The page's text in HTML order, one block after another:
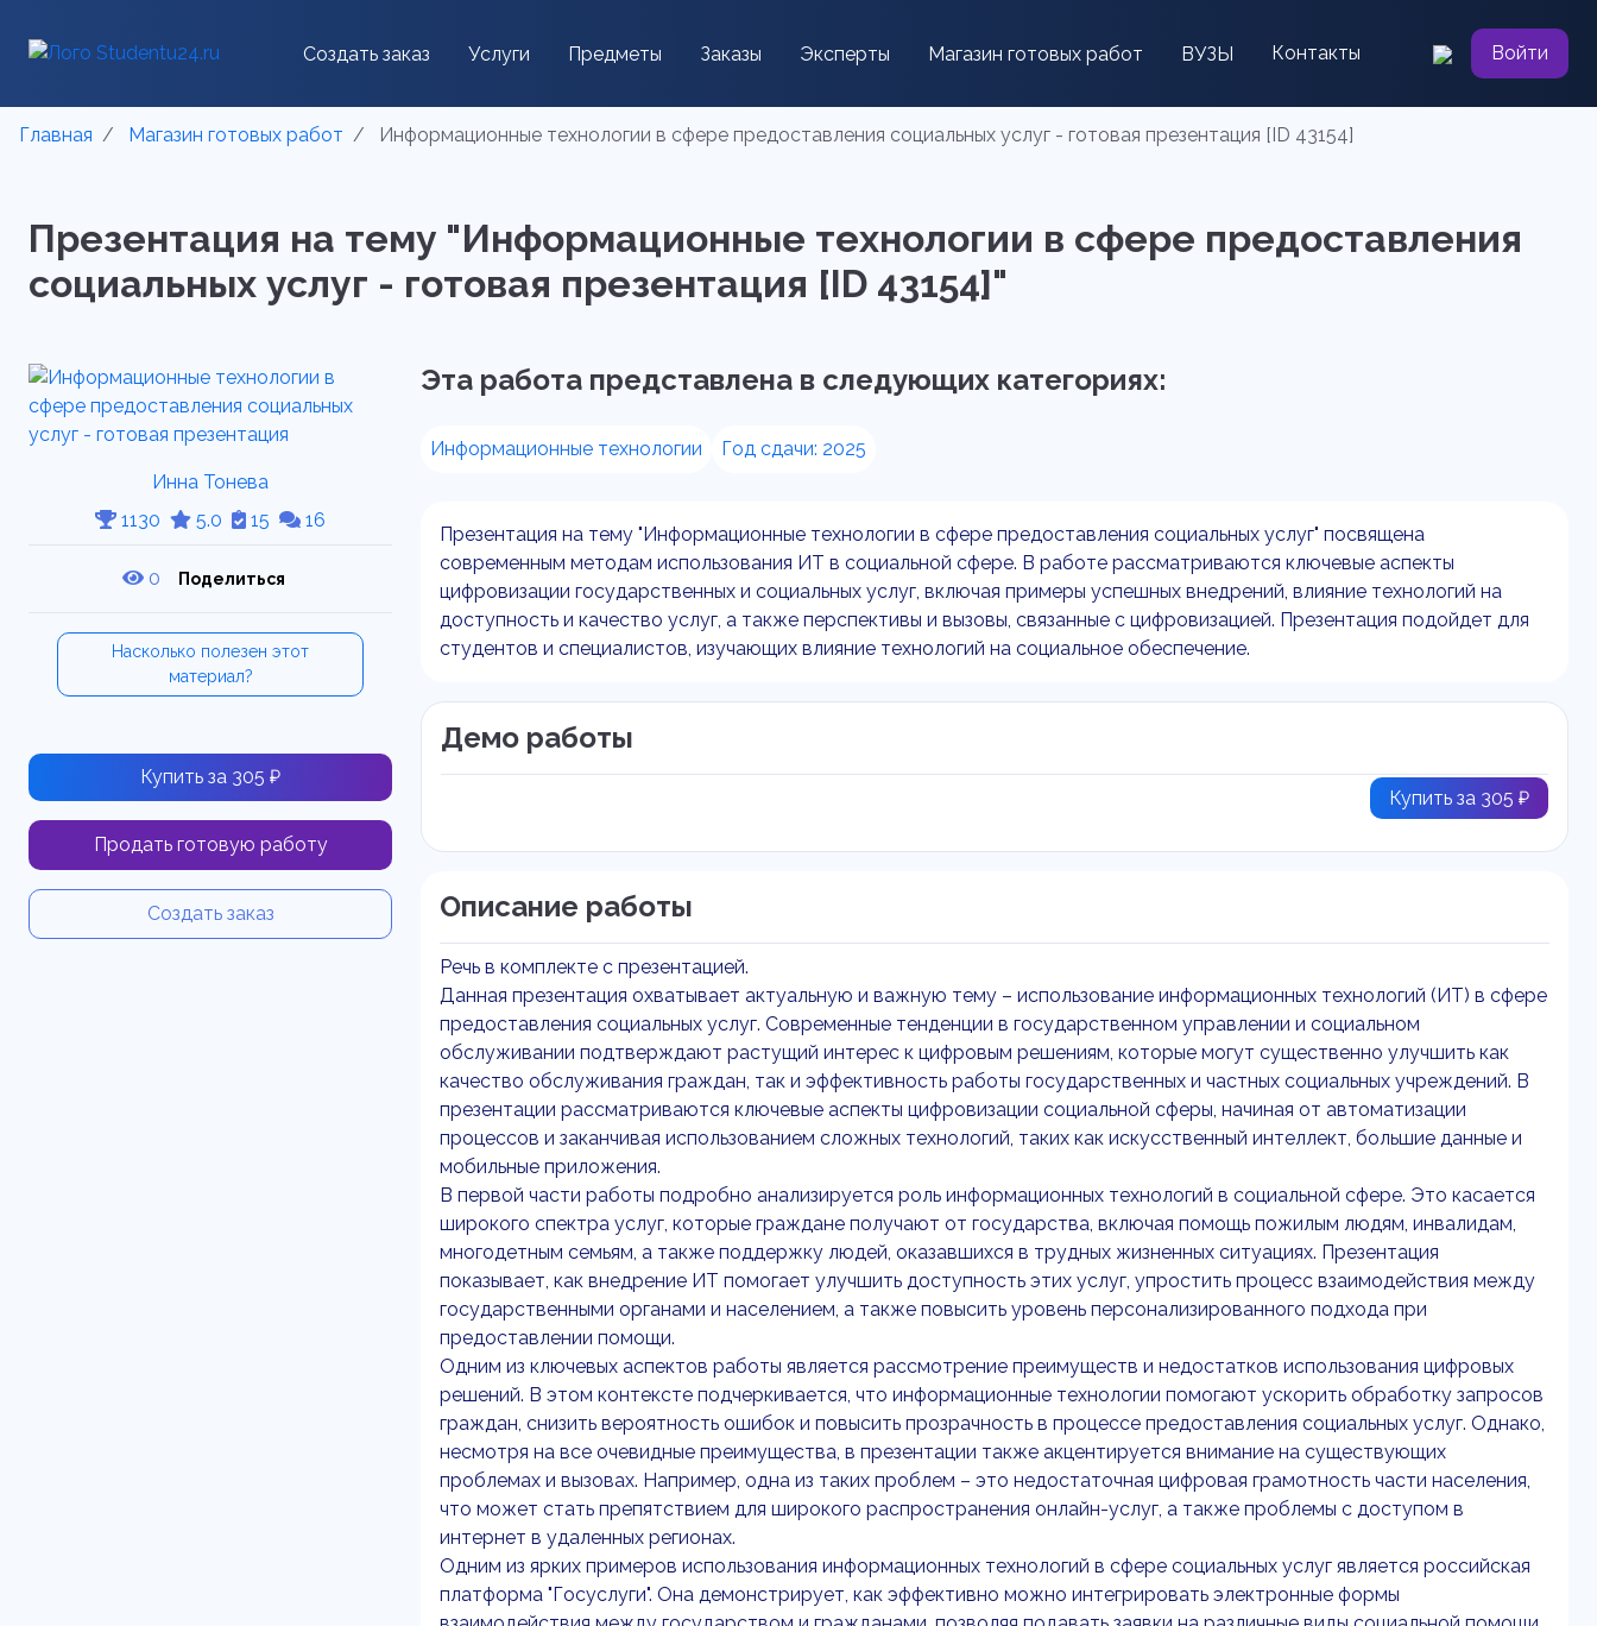
Создать заказ Услуги Предметы Заказы Эксперты Магазин готовых работ ВУЗЫ Контакты Войти
Главная Магазин готовых работ Информационные технологии в сфере предоставления социальных услуг - готовая презентация [ID 43154]
Презентация на тему "Информационные технологии в сфере предоставления
социальных услуг - готовая презентация [ID 43154]"
Инна Тонева
1130
5.0 15 16
0 Поделиться
Насколько полезен этот
материал?
Купить за 305 ₽
Продать готовую работу
Создать заказ
Эта работа представлена в следующих категориях:
Информационные технологии Год сдачи: 2025
Презентация на тему "Информационные технологии в сфере предоставления социальных услуг" посвящена
современным методам использования ИТ в социальной сфере. В работе рассматриваются ключевые аспекты
цифровизации государственных и социальных услуг, включая примеры успешных внедрений, влияние технологий на
доступность и качество услуг, а также перспективы и вызовы, связанные с цифровизацией. Презентация подойдет для
студентов и специалистов, изучающих влияние технологий на социальное обеспечение.
Демо работы
Купить за 305 ₽
Описание работы
Речь в комплекте с презентацией.
Данная презентация охватывает актуальную и важную тему – использование информационных технологий (ИТ) в сфере
предоставления социальных услуг. Современные тенденции в государственном управлении и социальном
обслуживании подтверждают растущий интерес к цифровым решениям, которые могут существенно улучшить как
качество обслуживания граждан, так и эффективность работы государственных и частных социальных учреждений. В
презентации рассматриваются ключевые аспекты цифровизации социальной сферы, начиная от автоматизации
процессов и заканчивая использованием сложных технологий, таких как искусственный интеллект, большие данные и
мобильные приложения.
В первой части работы подробно анализируется роль информационных технологий в социальной сфере. Это касается
широкого спектра услуг, которые граждане получают от государства, включая помощь пожилым людям, инвалидам,
многодетным семьям, а также поддержку людей, оказавшихся в трудных жизненных ситуациях. Презентация
показывает, как внедрение ИТ помогает улучшить доступность этих услуг, упростить процесс взаимодействия между
государственными органами и населением, а также повысить уровень персонализированного подхода при
предоставлении помощи.
Одним из ключевых аспектов работы является рассмотрение преимуществ и недостатков использования цифровых
решений. В этом контексте подчеркивается, что информационные технологии помогают ускорить обработку запросов
граждан, снизить вероятность ошибок и повысить прозрачность в процессе предоставления социальных услуг. Однако,
несмотря на все очевидные преимущества, в презентации также акцентируется внимание на существующих
проблемах и вызовах. Например, одна из таких проблем – это недостаточная цифровая грамотность части населения,
что может стать препятствием для широкого распространения онлайн-услуг, а также проблемы с доступом в
интернет в удаленных регионах.
Одним из ярких примеров использования информационных технологий в сфере социальных услуг является российская
платформа "Госуслуги". Она демонстрирует, как эффективно можно интегрировать электронные формы